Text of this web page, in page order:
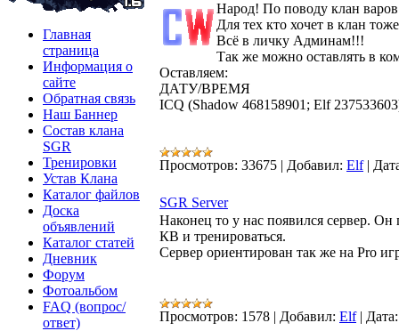
Главная
страница
Информация о
сайте
Обратная связь
Наш Баннер
Состав клана
SGR
Тренировки
Устав Клана
Каталог файлов
Доска
объявлений
Каталог статей
Дневник
Форум
Фотоальбом
FAQ (вопрос/
ответ)
Народ! По поводу клан
Для тех кто хочет в клан
Всё в личку Админам!!!
Так же можно оставлять в
Оставляем:
ДАТУ/ВРЕМЯ
ICQ (Shadow 468158901; Elf
Просмотров: 33675 | Добавил: Elf |
SGR Server
Наконец то у нас появился сервер.
КВ и тренироваться.
Сервер ориентирован так же на Pro
Просмотров: 1578 | Добавил: Elf | Дата: